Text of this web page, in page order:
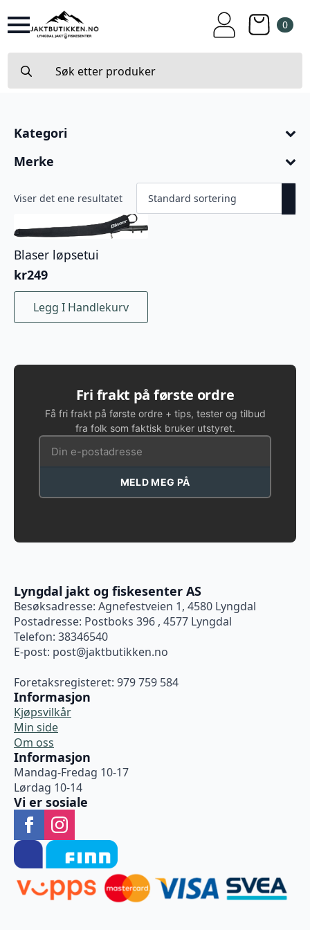
0
for:
Kategori
Merke
Viser det ene resultatet
Blaser løpsetui
kr249
Legg I Handlekurv
Fri frakt på første ordre
Få fri frakt på første ordre + tips, tester og tilbud
fra folk som faktisk bruker utstyret.
MELD MEG PÅ
Lyngdal jakt og fiskesenter AS
Besøksadresse: Agnefestveien 1, 4580 Lyngdal
Postadresse: Postboks 396 , 4577 Lyngdal
Telefon: 38346540
E-post: post@jaktbutikken.no
Foretaksregisteret: 979 759 584
Informasjon
Kjøpsvilkår
Min side
Om oss
Informasjon
Mandag-Fredag 10-17
Lørdag 10-14
Vi er sosiale